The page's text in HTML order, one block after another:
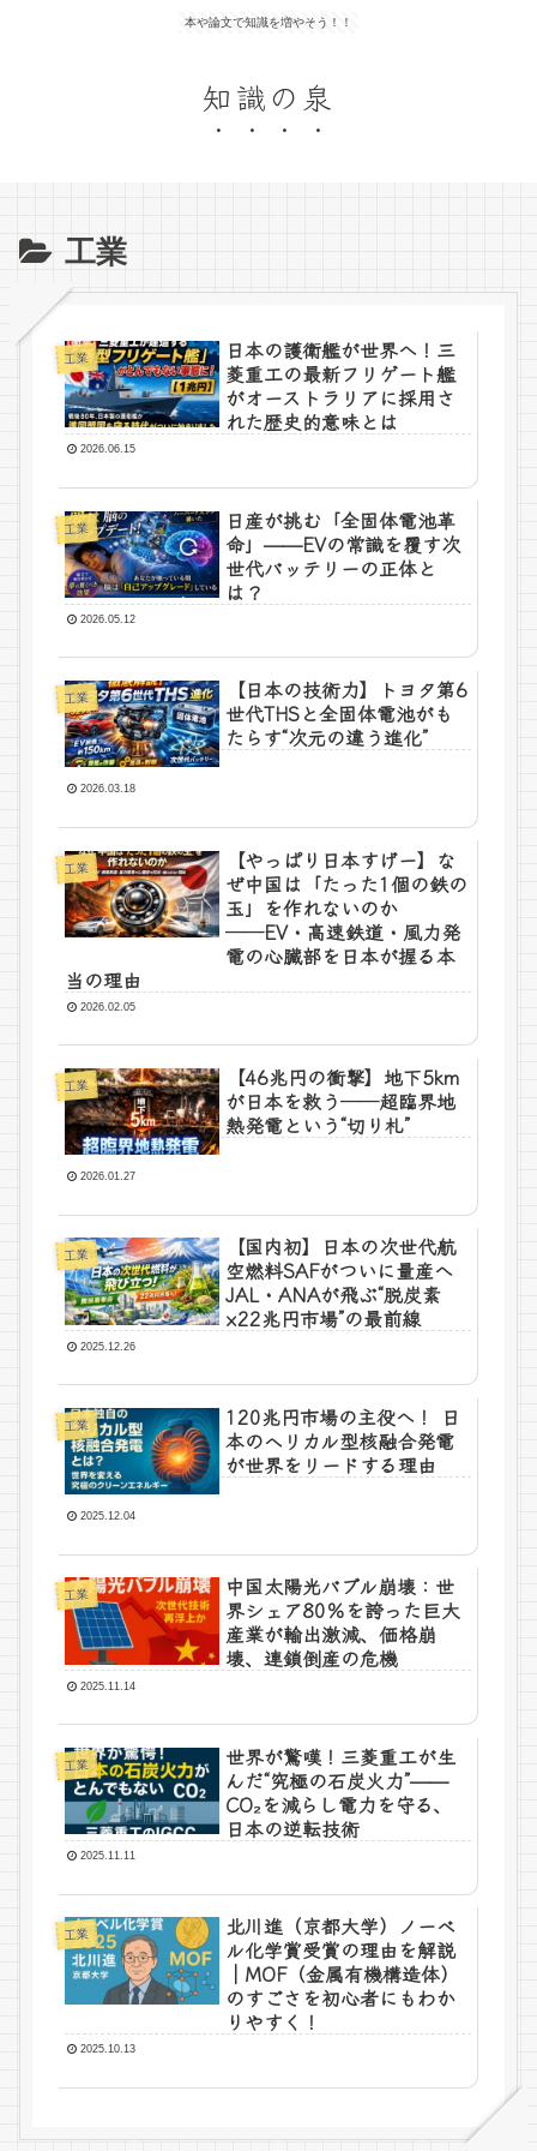
本や論文で知識を増やそう！！
知識の泉
工業
工業
日本の護衛艦が世界へ！三
菱重工の最新フリゲート艦
がオーストラリアに採用さ
れた歴史的意味とは
2026.06.15
工業
日産が挑む「全固体電池革
命」——EVの常識を覆す次
世代バッテリーの正体と
は？
2026.05.12
工業
【日本の技術力】トヨタ第6
世代THSと全固体電池がも
たらす“次元の違う進化”
2026.03.18
工業
【やっぱり日本すげー】な
ぜ中国は「たった1個の鉄の
玉」を作れないのか
──EV・高速鉄道・風力発
電の心臓部を日本が握る本
当の理由
2026.02.05
工業
【46兆円の衝撃】地下5km
が日本を救う──超臨界地
熱発電という“切り札”
2026.01.27
工業
【国内初】日本の次世代航
空燃料SAFがついに量産へ
JAL・ANAが飛ぶ“脱炭素
×22兆円市場”の最前線
2025.12.26
工業
120兆円市場の主役へ！ 日
本のヘリカル型核融合発電
が世界をリードする理由
2025.12.04
工業
中国太陽光バブル崩壊：世
界シェア80％を誇った巨大
産業が輸出激減、価格崩
壊、連鎖倒産の危機
2025.11.14
工業
世界が驚嘆！三菱重工が生
んだ“究極の石炭火力”——
CO₂を減らし電力を守る、
日本の逆転技術
2025.11.11
工業
北川進（京都大学）ノーベ
ル化学賞受賞の理由を解説
｜MOF（金属有機構造体）
のすごさを初心者にもわか
りやすく！
2025.10.13